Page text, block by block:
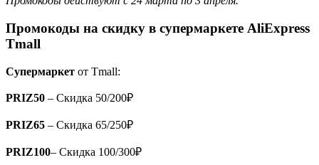
Промокоды на скидку в супермаркете AliExpress
Tmall
Cупермаркет от Tmall:
PRIZ50 – Скидка 50/200₽
PRIZ65 – Скидка 65/250₽
PRIZ100– Скидка 100/300₽